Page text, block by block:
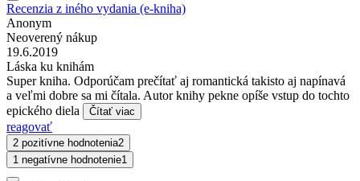
Recenzia z iného vydania (e-kniha)
Anonym
Neoverený nákup
19.6.2019
Láska ku knihám
Super kniha. Odporúčam prečítať aj romantická takisto aj napínavá
a veľmi dobre sa mi čítala. Autor knihy pekne opíše vstup do tochto
epického diela
Čítať viac
reagovať
2 pozitívne hodnotenia2
1 negatívne hodnotenie1